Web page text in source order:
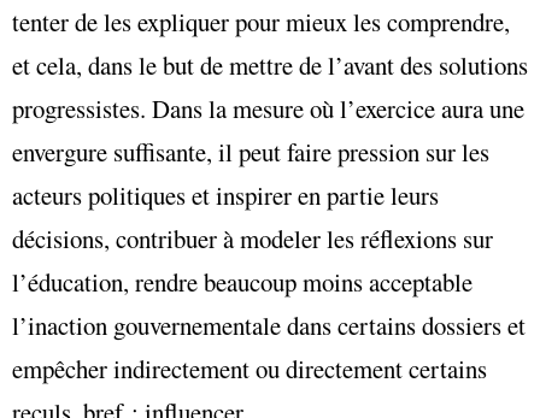
tenter de les expliquer pour mieux les comprendre,
et cela, dans le but de mettre de l’avant des solutions
progressistes. Dans la mesure où l’exercice aura une
envergure suffisante, il peut faire pression sur les
acteurs politiques et inspirer en partie leurs
décisions, contribuer à modeler les réflexions sur
l’éducation, rendre beaucoup moins acceptable
l’inaction gouvernementale dans certains dossiers et
empêcher indirectement ou directement certains